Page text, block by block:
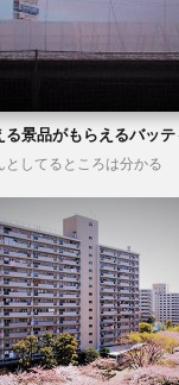
景品がもらえるバッテ
としてるところは分かる